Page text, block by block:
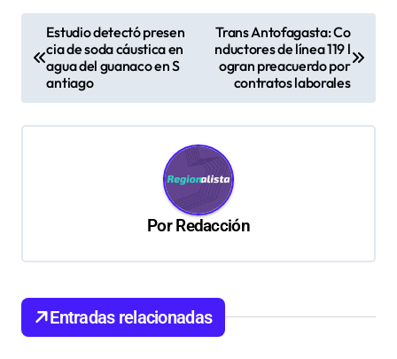
ó
Estudio detectó presen
cia de soda cáustica en
agua del guanaco en S
antiago
Trans Antofagasta: Co
nductores de línea 119 l
ogran preacuerdo por
contratos laborales
PorRedacción
Entradas relacionadas